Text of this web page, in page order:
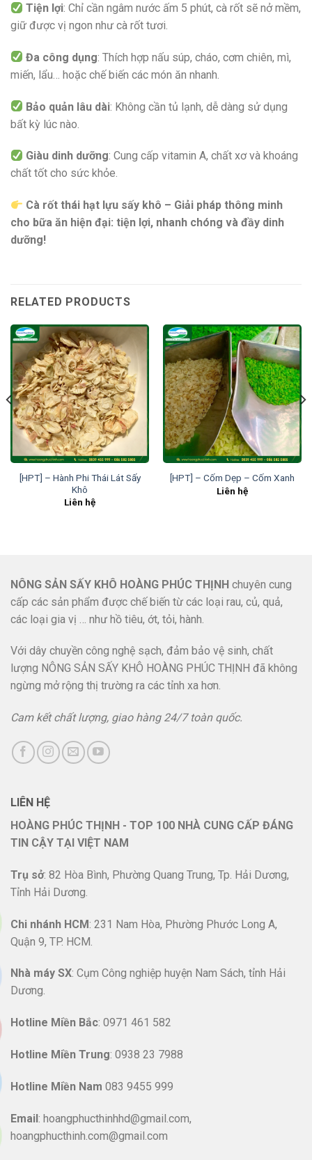
Tiện lợi: Chỉ cần ngâm nước ấm 5 phút, cà rốt sẽ nở mềm,
giữ được vị ngon như cà rốt tươi.
Đa công dụng: Thích hợp nấu súp, cháo, cơm chiên, mì,
miến, lẩu… hoặc chế biến các món ăn nhanh.
Bảo quản lâu dài: Không cần tủ lạnh, dễ dàng sử dụng
bất kỳ lúc nào.
Giàu dinh dưỡng: Cung cấp vitamin A, chất xơ và khoáng
chất tốt cho sức khỏe.
Cà rốt thái hạt lựu sấy khô – Giải pháp thông minh
cho bữa ăn hiện đại: tiện lợi, nhanh chóng và đầy dinh
dưỡng!
RELATED PRODUCTS
[HPT] – Hành Phi Thái Lát Sấy
Khô
Liên hệ
[HPT] – Cốm Dẹp – Cốm Xanh
Liên hệ
NÔNG SẢN SẤY KHÔ HOÀNG PHÚC THỊNH chuyên cung
cấp các sản phẩm được chế biến từ các loại rau, củ, quả,
các loại gia vị … như hồ tiêu, ớt, tỏi, hành.
Với dây chuyền công nghệ sạch, đảm bảo vệ sinh, chất
lượng NÔNG SẢN SẤY KHÔ HOÀNG PHÚC THỊNH đã không
ngừng mở rộng thị trường ra các tỉnh xa hơn.
Cam kết chất lượng, giao hàng 24/7 toàn quốc.
LIÊN HỆ
HOÀNG PHÚC THỊNH - TOP 100 NHÀ CUNG CẤP ĐÁNG
TIN CẬY TẠI VIỆT NAM
Trụ sở: 82 Hòa Bình, Phường Quang Trung, Tp. Hải Dương,
Tỉnh Hải Dương.
Chi nhánh HCM: 231 Nam Hòa, Phường Phước Long A,
Quận 9, TP. HCM.
Nhà máy SX: Cụm Công nghiệp huyện Nam Sách, tỉnh Hải
Dương.
Hotline Miền Bắc: 0971 461 582
Hotline Miền Trung: 0938 23 7988
Hotline Miền Nam 083 9455 999
Email: hoangphucthinhhd@gmail.com,
hoangphucthinh.com@gmail.com